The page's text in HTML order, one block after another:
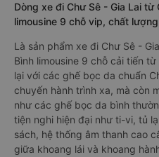
Dòng xe đi Chư Sê - Gia Lai từ
limousine 9 chỗ vip, chất
Là sản phẩm xe đi Chư Sê -
Bình limousine 9 chỗ cải tiến
lại với các ghế bọc da chuẩn
chuyến hành trình xa, mà còn
như các ghế bọc da bình
tiện nghi hiện đại như ti-vi, tủ
sách, hệ thống âm thanh cao
giữa khoang lái và khoang